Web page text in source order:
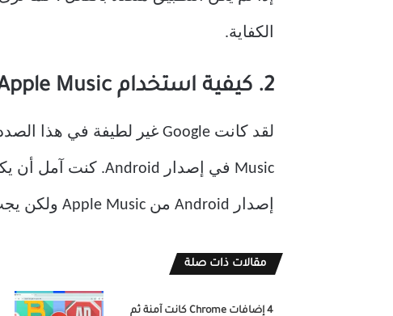
الكفاية.
2. كيفية استخدام Apple Music كمنبه على أجهزة iOS
إصدار Android من Apple Music ولكن يجب على مستخدمي iPhone / iPad متابعة القراءة.
مقالات ذات صلة
4 إضافات Chrome كانت آمنة ثم